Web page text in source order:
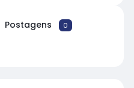
Postagens 0